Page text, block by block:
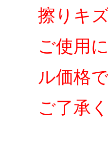
擦りキ
ご使用
ル価格
ご了承